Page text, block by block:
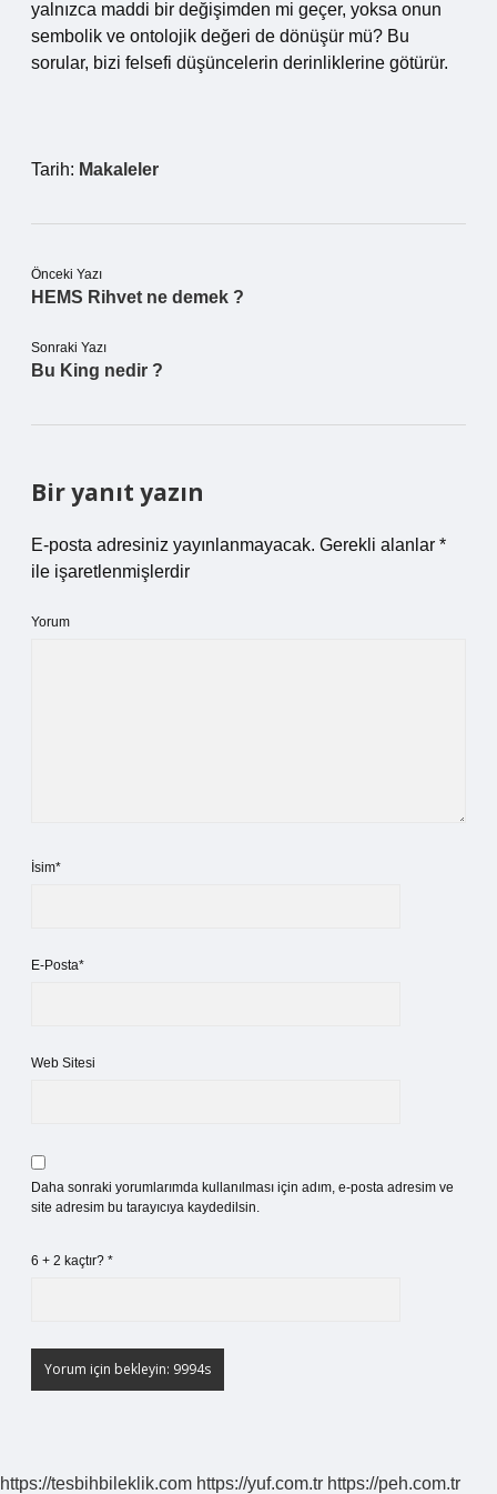
yalnızca maddi bir değişimden mi geçer, yoksa onun
sembolik ve ontolojik değeri de dönüşür mü? Bu
sorular, bizi felsefi düşüncelerin derinliklerine götürür.
Tarih: Makaleler
Önceki Yazı
HEMS Rihvet ne demek ?
Sonraki Yazı
Bu King nedir ?
Bir yanıt yazın
E-posta adresiniz yayınlanmayacak. Gerekli alanlar *
ile işaretlenmişlerdir
Yorum
İsim*
E-Posta*
Web Sitesi
Daha sonraki yorumlarımda kullanılması için adım, e-posta adresim ve
site adresim bu tarayıcıya kaydedilsin.
6 + 2 kaçtır? *
https://tesbihbileklik.com https://yuf.com.tr https://peh.com.tr